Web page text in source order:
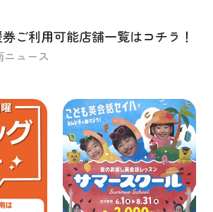
ご利用可能店舗一覧はコチラ！
ュース